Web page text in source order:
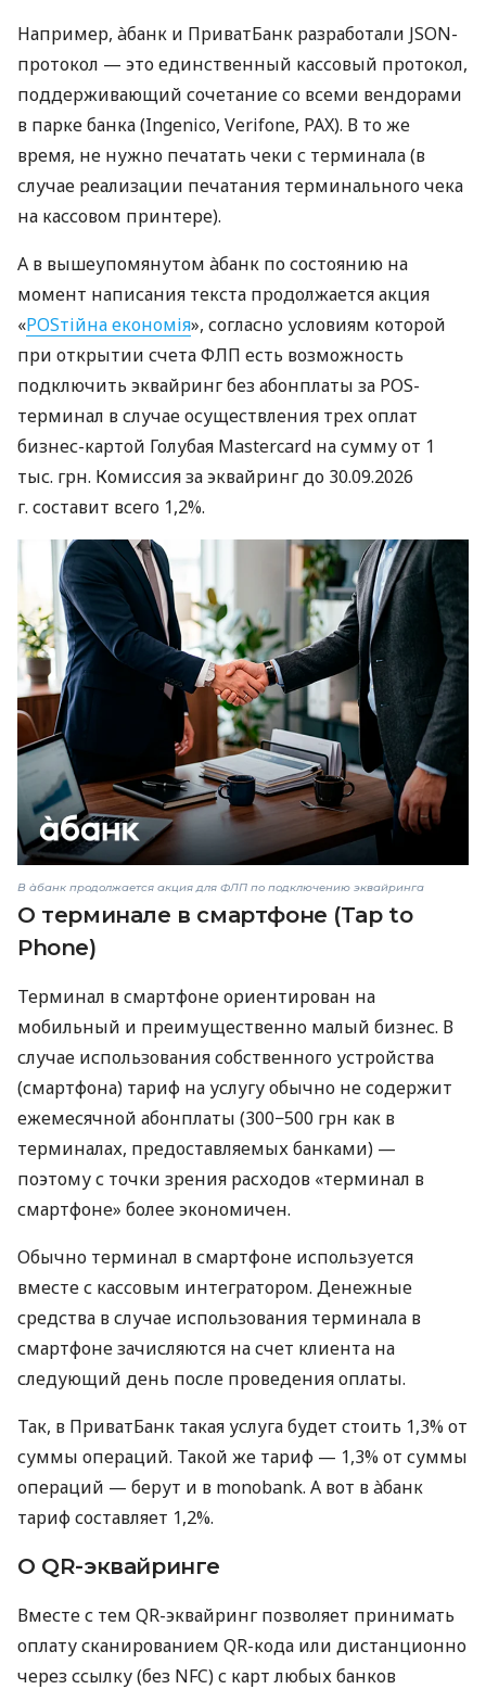
Например, àбанк и ПриватБанк разработали JSON-
протокол — это единственный кассовый протокол,
поддерживающий сочетание со всеми вендорами
в парке банка (Ingenico, Verifone, PAX). В то же
время, не нужно печатать чеки с терминала (в
случае реализации печатания терминального чека
на кассовом принтере).
А в вышеупомянутом àбанк по состоянию на
момент написания текста продолжается акция
«POSтійна економія», согласно условиям которой
при открытии счета ФЛП есть возможность
подключить эквайринг без абонплаты за POS-
терминал в случае осуществления трех оплат
бизнес-картой Голубая Mastercard на сумму от 1
тыс. грн. Комиссия за эквайринг до 30.09.2026
г. составит всего 1,2%.
В àбанк продолжается акция для ФЛП по подключению эквайринга
О терминале в смартфоне (Tap to
Phone)
Терминал в смартфоне ориентирован на
мобильный и преимущественно малый бизнес. В
случае использования собственного устройства
(смартфона) тариф на услугу обычно не содержит
ежемесячной абонплаты (300−500 грн как в
терминалах, предоставляемых банками) —
поэтому с точки зрения расходов «терминал в
смартфоне» более экономичен.
Обычно терминал в смартфоне используется
вместе с кассовым интегратором. Денежные
средства в случае использования терминала в
смартфоне зачисляются на счет клиента на
следующий день после проведения оплаты.
Так, в ПриватБанк такая услуга будет стоить 1,3% от
суммы операций. Такой же тариф — 1,3% от суммы
операций — берут и в monobank. А вот в àбанк
тариф составляет 1,2%.
О QR-эквайринге
Вместе с тем QR-эквайринг позволяет принимать
оплату сканированием QR-кода или дистанционно
через ссылку (без NFC) с карт любых банков